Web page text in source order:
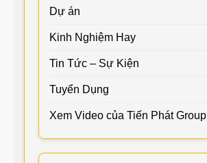
Dự án
Kinh Nghiệm Hay
Tin Tức – Sự Kiện
Tuyển Dụng
Xem Video của Tiến Phát Group